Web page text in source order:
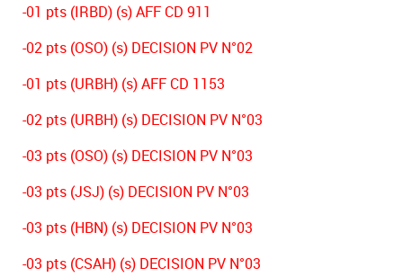
-01 pts (IRBD) (s) AFF CD 911
-02 pts (OSO) (s) DECISION PV N°02
-01 pts (URBH) (s) AFF CD 1153
-02 pts (URBH) (s) DECISION PV N°03
-03 pts (OSO) (s) DECISION PV N°03
-03 pts (JSJ) (s) DECISION PV N°03
-03 pts (HBN) (s) DECISION PV N°03
-03 pts (CSAH) (s) DECISION PV N°03